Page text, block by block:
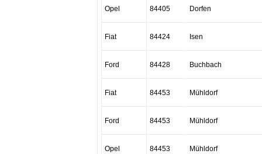
Opel 84405 Dorfen
Fiat 84424 Isen
Ford 84428 Buchbach
Fiat 84453 Mühldorf
Ford 84453 Mühldorf
Opel 84453 Mühldorf